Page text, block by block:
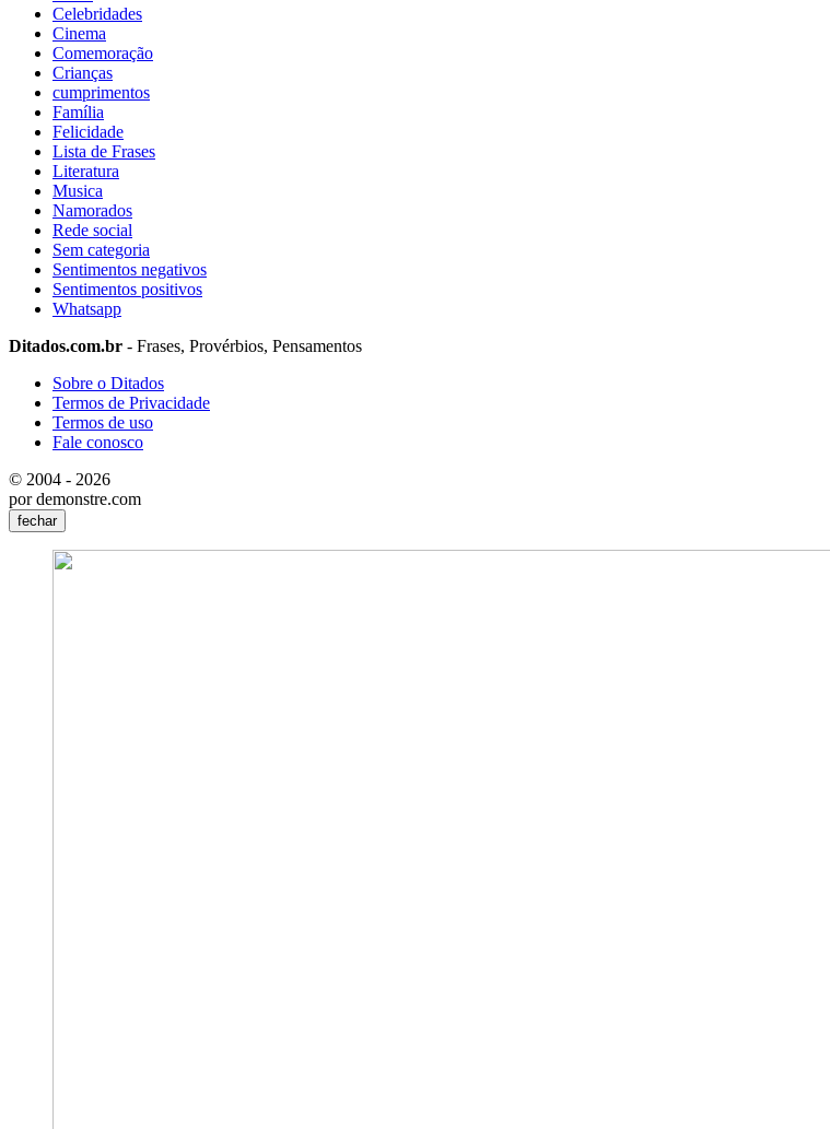
Celebridades
Cinema
Comemoração
Crianças
cumprimentos
Família
Felicidade
Lista de Frases
Literatura
Musica
Namorados
Rede social
Sem categoria
Sentimentos negativos
Sentimentos positivos
Whatsapp
Ditados.com.br - Frases, Provérbios, Pensamentos
Sobre o Ditados
Termos de Privacidade
Termos de uso
Fale conosco
© 2004 - 2026
por demonstre.com
fechar